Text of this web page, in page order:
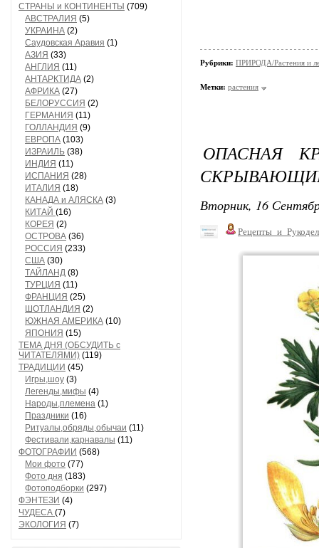
СТРАНЫ и КОНТИНЕНТЫ (709)
АВСТРАЛИЯ (5)
УКРАИНА (2)
Саудовская Аравия (1)
АЗИЯ (33)
АНГЛИЯ (11)
АНТАРКТИДА (2)
АФРИКА (27)
БЕЛОРУССИЯ (2)
ГЕРМАНИЯ (11)
ГОЛЛАНДИЯ (9)
ЕВРОПА (103)
ИЗРАИЛЬ (38)
ИНДИЯ (11)
ИСПАНИЯ (28)
ИТАЛИЯ (18)
КАНАДА и АЛЯСКА (3)
КИТАЙ (16)
КОРЕЯ (2)
ОСТРОВА (36)
РОССИЯ (233)
США (30)
ТАЙЛАНД (8)
ТУРЦИЯ (11)
ФРАНЦИЯ (25)
ШОТЛАНДИЯ (2)
ЮЖНАЯ АМЕРИКА (10)
ЯПОНИЯ (15)
ТЕМА ДНЯ (ОБСУДИТЬ с
ЧИТАТЕЛЯМИ) (119)
ТРАДИЦИИ (45)
Игры,шоу (3)
Легенды,мифы (4)
Народы,племена (1)
Праздники (16)
Ритуалы,обряды,обычаи (11)
Фестивали,карнавалы (11)
ФОТОГРАФИИ (568)
Мои фото (77)
Фото дня (183)
Фотоподборки (297)
ФЭНТЕЗИ (4)
ЧУДЕСА (7)
ЭКОЛОГИЯ (7)
Рубрики: ПРИРОДА/Растения и
Метки: растения
ОПАСНАЯ
Вторник, 16